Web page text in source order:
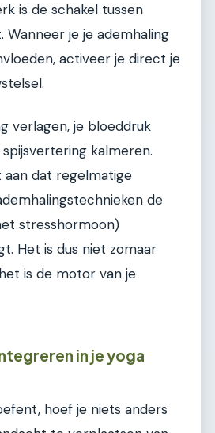
is de schakel tussen
Wanneer je je ademhaling
activeer je direct je
verlagen, je bloeddruk
kalmeren.
dat regelmatige
de
stresshormoon)
Het is dus niet zomaar
is de motor van je
in je yoga
hoef je niets anders